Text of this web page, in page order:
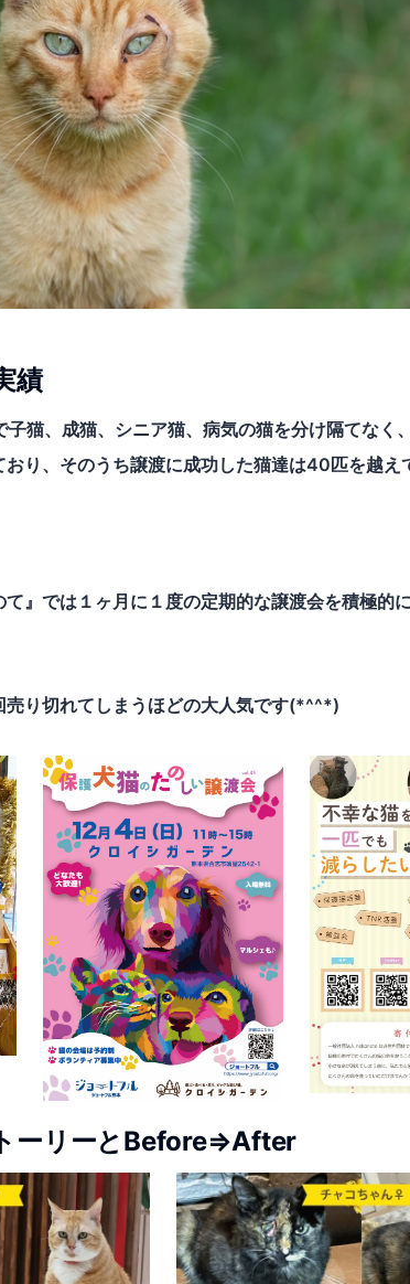
績
、成猫、シニア猫、病気の猫を分け隔てなく
り、そのうち譲渡に成功した猫達は40匹を越え
』では１ヶ月に１度の定期的な譲渡会を積極的
売り切れてしまうほどの大人気です(*^^*)
ーリーとBefore⇒After